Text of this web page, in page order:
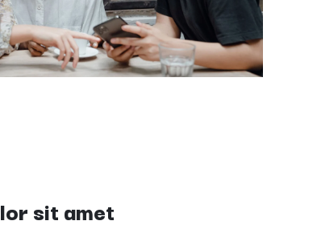
sit amet